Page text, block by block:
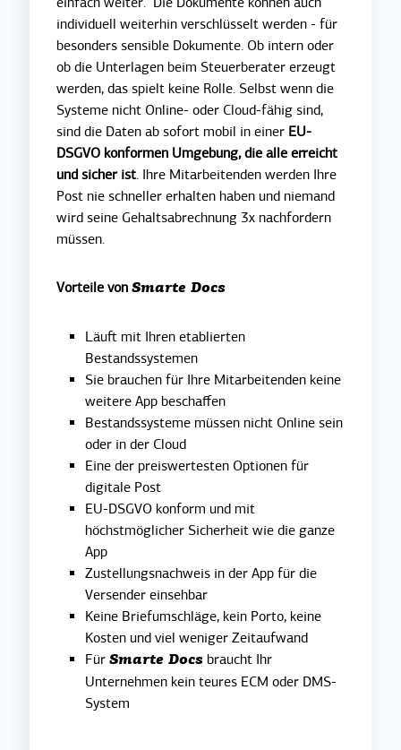
individuell weiterhin verschlüsselt werden - für
besonders sensible Dokumente. Ob intern oder
ob die Unterlagen beim Steuerberater erzeugt
werden, das spielt keine Rolle. Selbst wenn die
Systeme nicht Online- oder Cloud-fähig sind,
sind die Daten ab sofort mobil in einer EU-
DSGVO konformen Umgebung, die alle erreicht
und sicher ist. Ihre Mitarbeitenden werden Ihre
Post nie schneller erhalten haben und niemand
wird seine Gehaltsabrechnung 3x nachfordern
müssen.
Vorteile vonSmarte Docs
Läuft mit Ihren etablierten
Bestandssystemen
Sie brauchen für Ihre Mitarbeitenden keine
weitere App beschaffen
Bestandssysteme müssen nicht Online sein
oder in der Cloud
Eine der preiswertesten Optionen für
digitale Post
EU-DSGVO konform und mit
höchstmöglicher Sicherheit wie die ganze
App
Zustellungsnachweis in der App für die
Versender einsehbar
Keine Briefumschläge, kein Porto, keine
Kosten und viel weniger Zeitaufwand
FürSmarte Docs braucht Ihr
Unternehmen kein teures ECM oder DMS-
System